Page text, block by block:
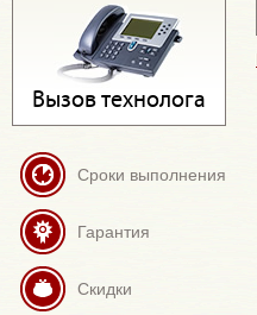
Вызов технолога
Сроки выполнения
Гарантия
Скидки